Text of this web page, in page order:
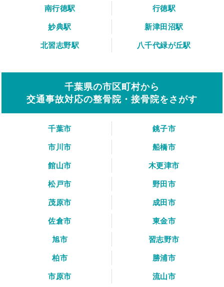
南行徳駅
行徳駅
妙典駅
新津田沼駅
北習志野駅
八千代緑が丘駅
千葉県の市区町村から
交通事故対応の整骨院・接骨院をさがす
千葉市
銚子市
市川市
船橋市
館山市
木更津市
松戸市
野田市
茂原市
成田市
佐倉市
東金市
旭市
習志野市
柏市
勝浦市
市原市
流山市